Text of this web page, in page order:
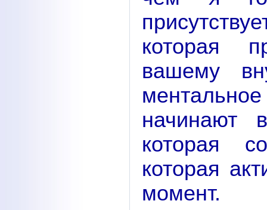
которая
вашему
начинают
которая
которая
момент.